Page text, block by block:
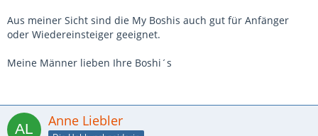
Aus meiner Sicht sind die My Boshis auch gut für Anfänger
oder Wiedereinsteiger geeignet.
Meine Männer lieben Ihre Boshi´s
Anne Liebler